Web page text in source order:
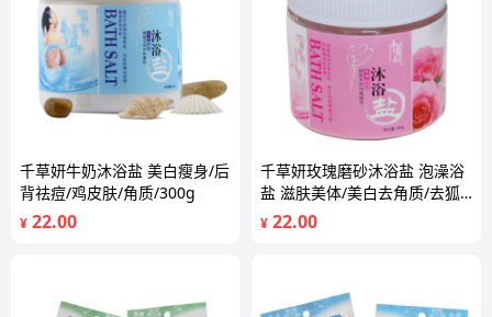
千草妍牛奶沐浴盐 美白瘦身/后
背祛痘/鸡皮肤/角质/300g
¥ 22.00
千草妍玫瑰磨砂沐浴盐 泡澡浴
盐 滋肤美体/美白去角质/去狐
臭300g
¥ 22.00